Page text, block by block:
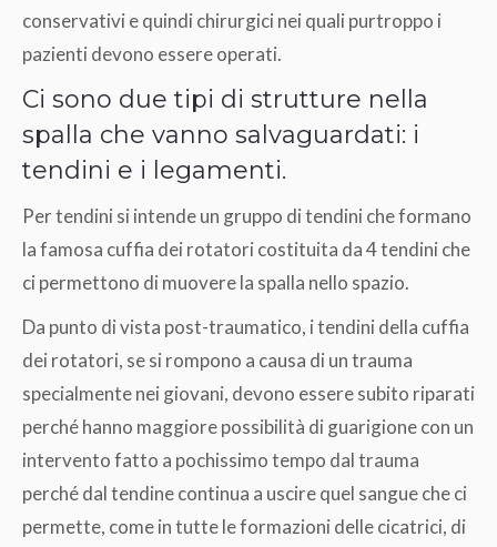
conservativi e quindi chirurgici nei quali purtroppo i
pazienti devono essere operati.
Ci sono due tipi di strutture nella
spalla che vanno salvaguardati: i
tendini e i legamenti.
Per tendini si intende un gruppo di tendini che formano
la famosa cuffia dei rotatori costituita da 4 tendini che
ci permettono di muovere la spalla nello spazio.
Da punto di vista post-traumatico, i tendini della cuffia
dei rotatori, se si rompono a causa di un trauma
specialmente nei giovani, devono essere subito riparati
perché hanno maggiore possibilità di guarigione con un
intervento fatto a pochissimo tempo dal trauma
perché dal tendine continua a uscire quel sangue che ci
permette, come in tutte le formazioni delle cicatrici, di